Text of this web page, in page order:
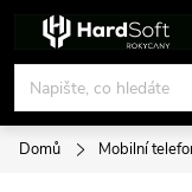
obsah
Domů Mobilní